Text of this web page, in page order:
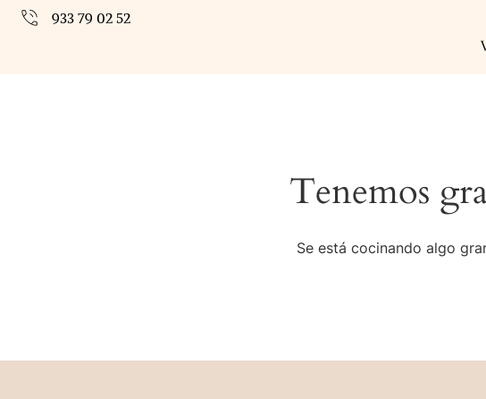
933 79 02 52
Tenemos
Se está cocinando algo